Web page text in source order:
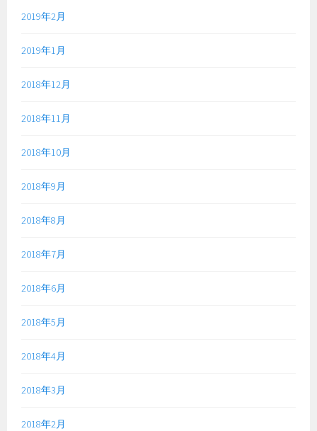
2019年2月
2019年1月
2018年12月
2018年11月
2018年10月
2018年9月
2018年8月
2018年7月
2018年6月
2018年5月
2018年4月
2018年3月
2018年2月